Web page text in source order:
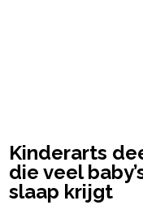
Kinderarts
die veel
slaap krijgt